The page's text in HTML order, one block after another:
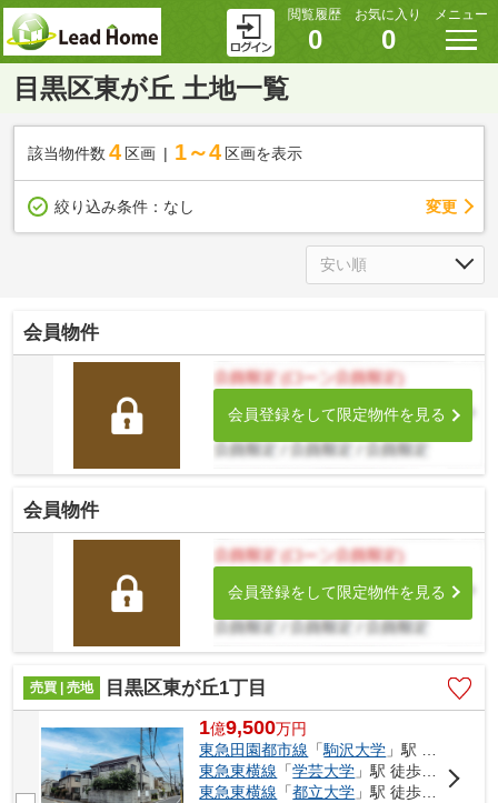
閲覧履歴
0
お気に入り
0
メニュー
目黒区東が丘 土地一覧
該当物件数 4 区画 1～4 区画を表示
絞り込み条件： なし 変更
会員物件
会員登録をして限定物件を見る
会員物件
会員登録をして限定物件を見る
売買 | 売地 目黒区東が丘1丁目
1億9,500万円
東急田園都市線 「駒沢大学 」駅 徒歩11分
東急東横線 「学芸大学 」駅 徒歩20分
東急東横線 「都立大学 」駅 徒歩21分